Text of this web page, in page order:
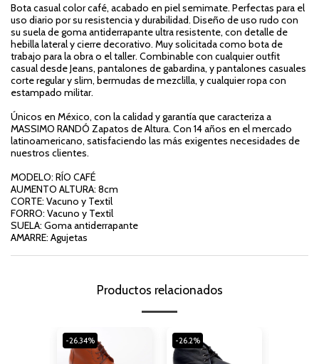
Bota casual color café, acabado en piel semimate. Perfectas para el
uso diario por su resistencia y durabilidad. Diseño de uso rudo con
su suela de goma antiderrapante ultra resistente, con detalle de
hebilla lateral y cierre decorativo. Muy solicitada como bota de
trabajo para la obra o el taller. Combinable con cualquier outfit
casual desde Jeans, pantalones de gabardina, y pantalones casuales
corte regular y slim, bermudas de mezclilla, y cualquier ropa con
estampado militar.
Únicos en México, con la calidad y garantía que caracteriza a
MASSIMO RANDÓ Zapatos de Altura. Con 14 años en el mercado
latinoamericano, satisfaciendo las más exigentes necesidades de
nuestros clientes.
MODELO: RÍO CAFÉ
AUMENTO ALTURA: 8cm
CORTE: Vacuno y Textil
FORRO: Vacuno y Textil
SUELA: Goma antiderrapante
AMARRE: Agujetas
Productos relacionados
-26.34% -26.2%